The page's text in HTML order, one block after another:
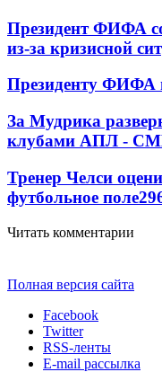
Президент ФИФА
из-за кризисной
Президенту ФИФА
За Мудрика
клубами АПЛ -
Тренер Челси
футбольное поле
Читать комментарии
Полная версия сайта
Facebook
Twitter
RSS-ленты
E-mail рассылка